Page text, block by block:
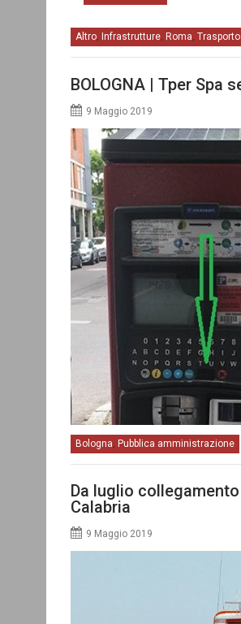
Altro, Infrastrutture, Roma,
BOLOGNA | Tper Spa
9 Maggio 2019
Bologna Pubblica amministrazione
Da luglio
Calabria
9 Maggio 2019